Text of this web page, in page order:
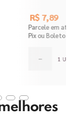
R$7,89
Parcele em
Pix ou Boleto
－